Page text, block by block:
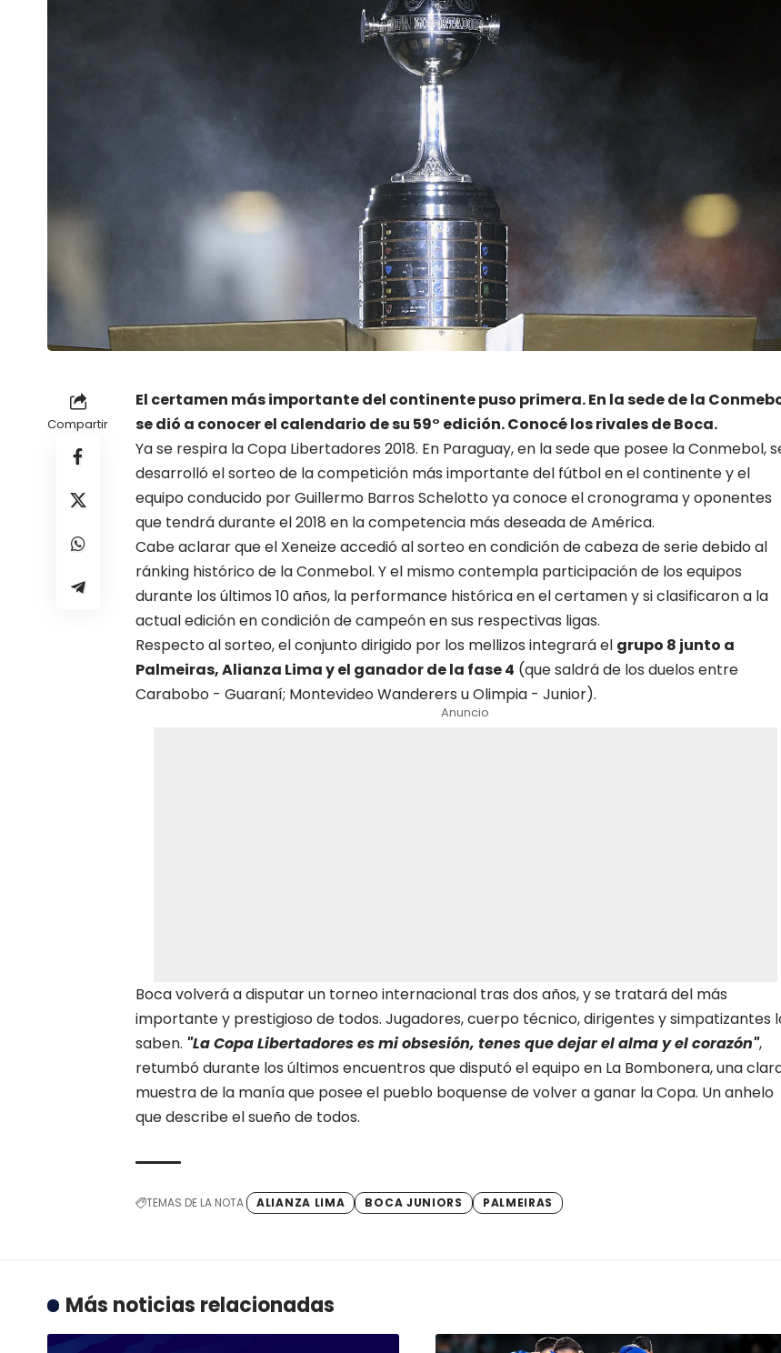
Compartir
El certamen más importante del continente puso primera. En la sede de la
se dió a conocer el calendario de su 59° edición. Conocé los rivales de Boca.
Ya se respira la Copa Libertadores 2018. En Paraguay, en la sede que posee la Conmebol,
desarrolló el sorteo de la competición más importante del fútbol en el continente y el
equipo conducido por Guillermo Barros Schelotto ya conoce el cronograma y oponentes
que tendrá durante el 2018 en la competencia más deseada de América.
Cabe aclarar que el Xeneize accedió al sorteo en condición de cabeza de serie debido al
ránking histórico de la Conmebol. Y el mismo contempla participación de los equipos
durante los últimos 10 años, la performance histórica en el certamen y si clasificaron a la
actual edición en condición de campeón en sus respectivas ligas.
Respecto al sorteo, el conjunto dirigido por los mellizos integrará el grupo 8 junto a
Palmeiras, Alianza Lima y el ganador de la fase 4 (que saldrá de los duelos entre
Carabobo - Guaraní; Montevideo Wanderers u Olimpia - Junior).
Anuncio
Boca volverá a disputar un torneo internacional tras dos años, y se tratará del más
importante y prestigioso de todos. Jugadores, cuerpo técnico, dirigentes y simpatizantes
saben. "La Copa Libertadores es mi obsesión, tenes que dejar el alma y el corazón",
retumbó durante los últimos encuentros que disputó el equipo en La Bombonera, una
muestra de la manía que posee el pueblo boquense de volver a ganar la Copa. Un anhelo
que describe el sueño de todos.
TEMAS DE LA NOTA ALIANZA LIMA BOCA JUNIORS PALMEIRAS
Más noticias relacionadas